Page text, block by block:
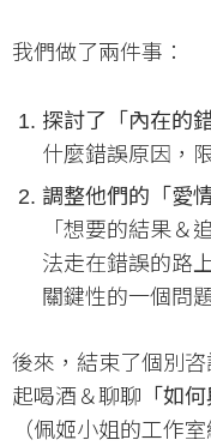
我們做了兩件事：
探討了「內在的
什麼錯誤原因，
調整他們的「愛
「想要的結果＆
法走在錯誤的路
關鍵性的一個問
後來，結束了個別
起喝酒＆聊聊 「如
（佩姬小姐的工作